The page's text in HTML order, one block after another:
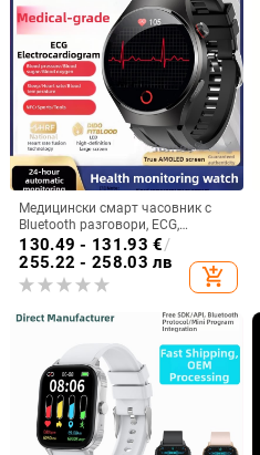
Медицински смарт часовник с
Bluetooth разговори, ECG,
измерване на кръвно налягане,
пулс и мониторинг на здравето
(липиди в кръвта и урикова
киселина)
130.49 - 131.93 €/
255.22 - 258.03 лв
add_shopping_cart